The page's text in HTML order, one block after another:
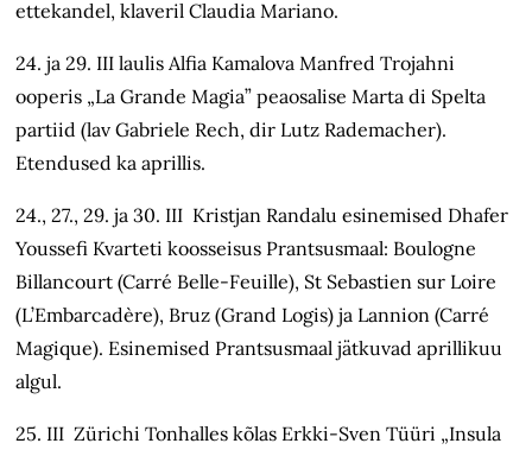
ettekandel, klaveril Claudia Mariano.
24. ja 29. III laulis Alfia Kamalova Manfred Trojahni
ooperis „La Grande Magia” peaosalise Marta di Spelta
partiid (lav Gabriele Rech, dir Lutz Rademacher).
Etendused ka aprillis.
24., 27., 29. ja 30. III Kristjan Randalu esinemised Dhafer
Youssefi Kvarteti koosseisus Prantsusmaal: Boulogne
Billancourt (Carré Belle-Feuille), St Sebastien sur Loire
(L’Embarcadère), Bruz (Grand Logis) ja Lannion (Carré
Magique). Esinemised Prantsusmaal jätkuvad aprillikuu
algul.
25. III Zürichi Tonhalles kõlas Erkki-Sven Tüüri „Insula